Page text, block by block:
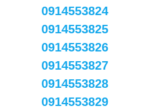
0914553824
0914553825
0914553826
0914553827
0914553828
0914553829